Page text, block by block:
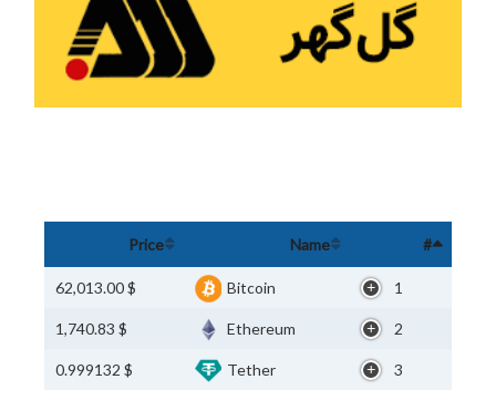
#
Name
Price
1
Bitcoin
$ 62,013.00
2
Ethereum
$ 1,740.83
3
Tether
$ 0.999132